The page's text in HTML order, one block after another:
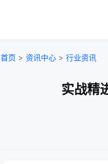
首页 > 资讯中心 > 行业资讯
实战精